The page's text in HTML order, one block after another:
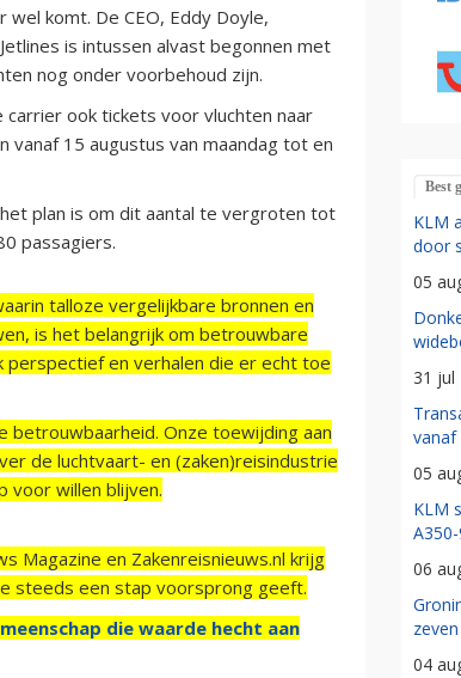
komt. De CEO, Eddy Doyle,
is intussen alvast begonnen met
nog onder voorbehoud zijn.
ook tickets voor vluchten naar
vanaf 15 augustus van maandag tot en
plan is om dit aantal te vergroten tot
passagiers.
talloze vergelijkbare bronnen en
is het belangrijk om betrouwbare
en verhalen die er echt toe
betrouwbaarheid. Onze toewijding aan
de luchtvaart- en (zaken)reisindustrie
voor willen blijven.
Magazine en Zakenreisnieuws.nl krijg
steeds een stap voorsprong geeft.
die waarde hecht aan
Best
KLM
door
05
31 jul
vanaf
05
KLM
06
04